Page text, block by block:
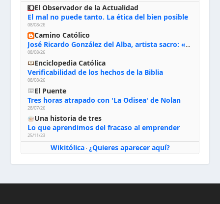
El Observador de la Actualidad
El mal no puede tanto. La ética del bien posible
08/08/26
Camino Católico
José Ricardo González del Alba, artista sacro: «Yo oro, hablo con Dios, le pido al Espíritu Santo su inspiración y siempre pinto rezando el rosario para que sea Él quien actúe a través de mis manos»
08/08/26
Enciclopedia Católica
Verificabilidad de los hechos de la Biblia
08/08/26
El Puente
Tres horas atrapado con 'La Odisea' de Nolan
28/07/26
Una historia de tres
Lo que aprendimos del fracaso al emprender
25/11/23
Wikitólica· ¿Quieres aparecer aquí?